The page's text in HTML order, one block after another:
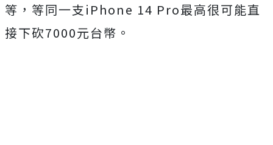
等，等同一支iPhone 14 Pro最高很可能直
接下砍7000元台幣。